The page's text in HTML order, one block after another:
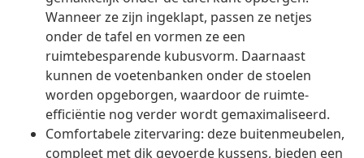
Wanneer ze zijn ingeklapt, passen ze netjes
onder de tafel en vormen ze een
ruimtebesparende kubusvorm. Daarnaast
kunnen de voetenbanken onder de stoelen
worden opgeborgen, waardoor de ruimte-
efficiëntie nog verder wordt gemaximaliseerd.
Comfortabele zitervaring: deze buitenmeubelen,
compleet met dik gevoerde kussens, bieden een